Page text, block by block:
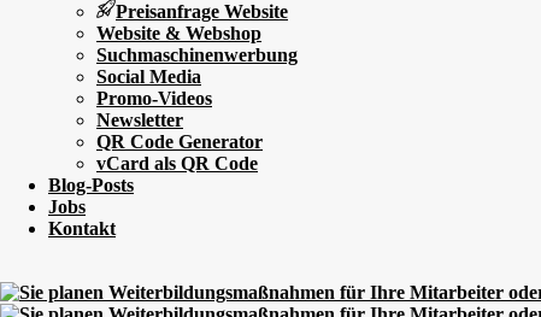
Preisanfrage Website
Website & Webshop
Suchmaschinenwerbung
Social Media
Promo-Videos
Newsletter
QR Code Generator
vCard als QR Code
Blog-Posts
Jobs
Kontakt